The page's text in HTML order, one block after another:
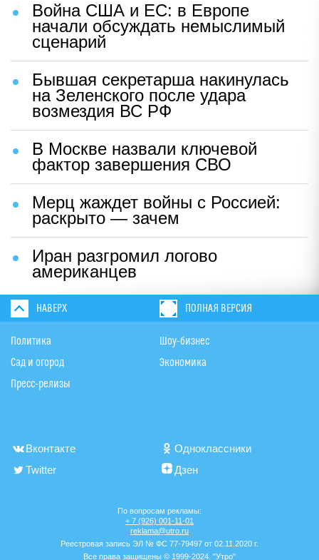
Война США и ЕС: в Европе
начали обсуждать немыслимый
сценарий
Бывшая секретарша накинулась
на Зеленского после удара
возмездия ВС РФ
В Москве назвали ключевой
фактор завершения СВО
Мерц жаждет войны с Россией:
раскрыто — зачем
Иран разгромил логово
американцев
НАВЕРХ ПОЛНАЯ ВЕРСИЯ
Политика
Сад и огород
Пресс-релизы
Шоу-бизнес
Экономика
Вконтакте
Одноклассники
Twitter
Дзен
По вопросам рекламы:
+ 7 (926) 001-11-01
reklama@utro.ru
Реестровая запись ЭЛ № ФС 77-79497 от 02.11.2020 г.
Все права защищены © 1999-2024. "Утро"